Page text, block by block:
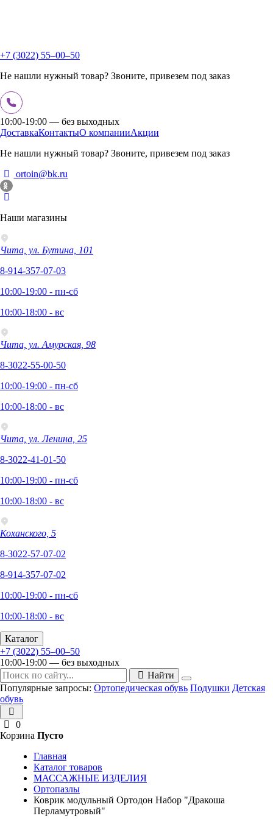
+7 (3022) 55‒00‒50
Не нашли нужный товар? Звоните, привезем под заказ
10:00-19:00 — без выходных
ДоставкаКонтактыО компанииАкции
Не нашли нужный товар? Звоните, привезем под заказ
ortoin@bk.ru
Наши магазины
Чита, ул. Бутина, 101
8-914-357-07-03
10:00-19:00 - пн-сб
10:00-18:00 - вс
Чита, ул. Амурская, 98
8-3022-55-00-50
10:00-19:00 - пн-сб
10:00-18:00 - вс
Чита, ул. Ленина, 25
8-3022-41-01-50
10:00-19:00 - пн-сб
10:00-18:00 - вс
Коханского, 5
8-3022-57-07-02
8-914-357-07-02
10:00-19:00 - пн-сб
10:00-18:00 - вс
Каталог
+7 (3022) 55‒00‒50
10:00-19:00 — без выходных
Найти
Популярные запросы: Ортопедическая обувь Подушки Детская
обувь
0
Корзина Пусто
Главная
Каталог товаров
МАССАЖНЫЕ ИЗДЕЛИЯ
Ортопазлы
Коврик модульный Ортодон Набор "Дракоша
Перламутровый"